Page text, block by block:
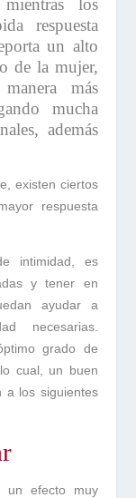
respuesta
un alto
de la mujer,
más
mucha
además
existen ciertos
respuesta
intimidad, es
y tener en
ayudar a
necesarias.
grado de
cual, un buen
a los siguientes
un efecto muy